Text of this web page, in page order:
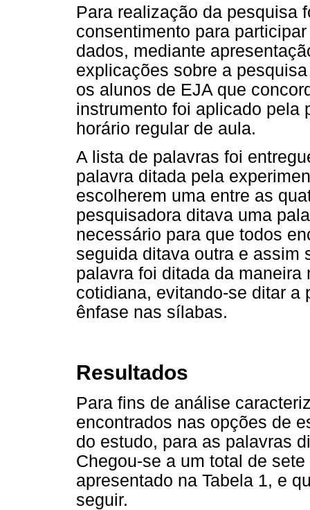
Para realização da pesquisa
consentimento para
dados, mediante
explicações sobre a
os alunos de EJA que
instrumento foi aplicado pela
horário regular de aula.
A lista de palavras foi
palavra ditada pela
escolherem uma entre as
pesquisadora ditava uma
necessário para que todos
seguida ditava outra e assim
palavra foi ditada da
cotidiana, evitando-se ditar a
ênfase nas sílabas.
Resultados
Para fins de análise
encontrados nas opções de
do estudo, para as palavras
Chegou-se a um total de
apresentado na Tabela 1, e
seguir.